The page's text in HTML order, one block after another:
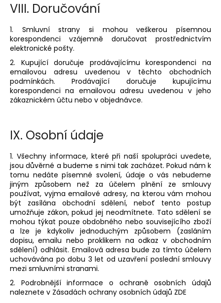
VIII. Doručování
1. Smluvní strany si mohou veškerou písemnou
korespondenci vzájemně doručovat prostřednictvím
elektronické pošty.
2. Kupující doručuje prodávajícímu korespondenci na
emailovou adresu uvedenou v těchto obchodních
podmínkách. Prodávající doručuje kupujícímu
korespondenci na emailovou adresu uvedenou v jeho
zákaznickém účtu nebo v objednávce.
IX. Osobní údaje
1. Všechny informace, které při naší spolupráci uvedete,
jsou důvěrné a budeme s nimi tak zacházet. Pokud nám k
tomu nedáte písemné svolení, údaje o vás nebudeme
jiným způsobem než za účelem plnění ze smlouvy
používat, vyjma emailové adresy, na kterou vám mohou
být zasílána obchodní sdělení, neboť tento postup
umožňuje zákon, pokud jej neodmítnete. Tato sdělení se
mohou týkat pouze obdobného nebo souvisejícího zboží
a lze je kdykoliv jednoduchým způsobem (zasláním
dopisu, emailu nebo proklikem na odkaz v obchodním
sdělení) odhlásit. Emailová adresa bude za tímto účelem
uchovávána po dobu 3 let od uzavření poslední smlouvy
mezi smluvními stranami.
2. Podrobnější informace o ochraně osobních údajů
naleznete v Zásadách ochrany osobních údajů ZDE